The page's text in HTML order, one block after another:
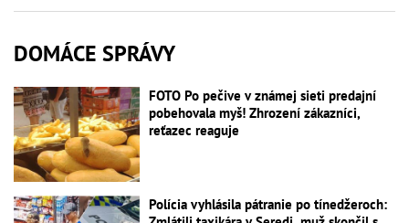
DOMÁCE SPRÁVY
FOTO Po pečive v známej sieti predajní
pobehovala myš! Zhrození zákazníci,
reťazec reaguje
Polícia vyhlásila pátranie po tínedžeroch: